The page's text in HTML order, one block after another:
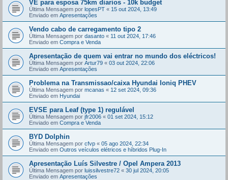
VE para esposa 75km diarios - 10k budget
Última Mensagem por lopesPT « 15 out 2024, 13:49
Enviado em Apresentações
Vendo cabo de carregamento tipo 2
Última Mensagem por dasanto « 11 out 2024, 17:46
Enviado em Compra e Venda
Apresentação de quem vai entrar no mundo dos eléctricos!
Última Mensagem por Artur79 « 03 out 2024, 22:06
Enviado em Apresentações
Problema na Transmissao/caixa Hyundai Ioniq PHEV
Última Mensagem por mcanas « 12 set 2024, 09:36
Enviado em Hyundai
EVSE para Leaf (type 1) regulável
Última Mensagem por jfr2006 « 01 set 2024, 15:12
Enviado em Compra e Venda
BYD Dolphin
Última Mensagem por cfvp « 05 ago 2024, 22:34
Enviado em Outros veículos elétricos e híbridos Plug-In
Apresentação Luís Silvestre / Opel Ampera 2013
Última Mensagem por luissilvestre72 « 30 jul 2024, 20:05
Enviado em Apresentações